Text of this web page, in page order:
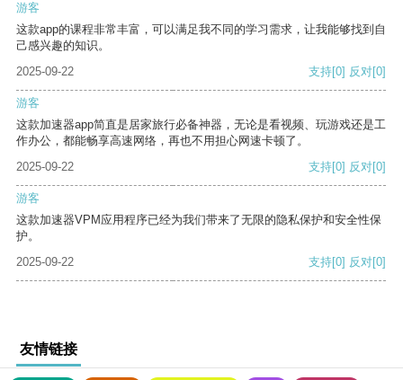
游客
这款app的课程非常丰富，可以满足我不同的学习需求，让我能够找到自
己感兴趣的知识。
2025-09-22
支持[0] 反对[0]
游客
这款加速器app简直是居家旅行必备神器，无论是看视频、玩游戏还是工
作办公，都能畅享高速网络，再也不用担心网速卡顿了。
2025-09-22
支持[0] 反对[0]
游客
这款加速器VPM应用程序已经为我们带来了无限的隐私保护和安全性保
护。
2025-09-22
支持[0] 反对[0]
友情链接